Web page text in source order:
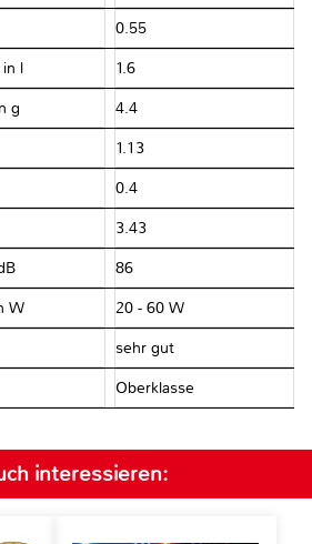
0.55
l 1.6
g 4.4
1.13
0.4
3.43
86
W 20 - 60 W
sehr gut
Oberklasse
interessieren: